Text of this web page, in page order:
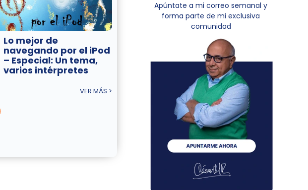
Lo mejor de
navegando por el iPod
– Especial: Un tema,
varios intérpretes
VER MÁS >
Apúntate a mi correo semanal y
forma parte de mi exclusiva
comunidad